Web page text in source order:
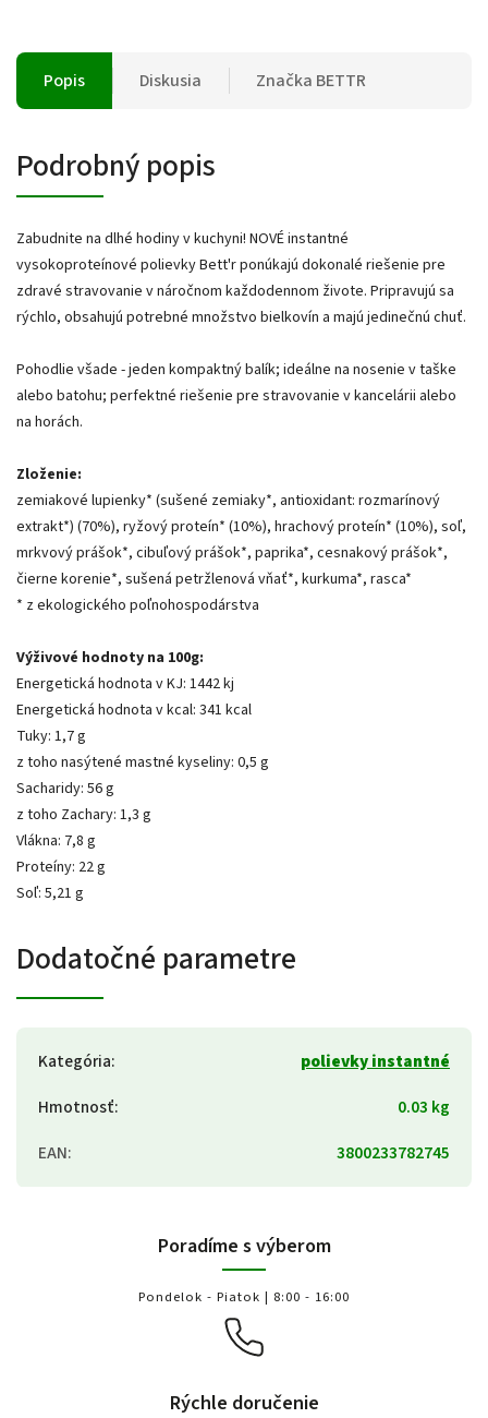
Popis Diskusia Značka BETTR
Podrobný popis
Zabudnite na dlhé hodiny v kuchyni! NOVÉ instantné
vysokoproteínové polievky Bett'r ponúkajú dokonalé riešenie pre
zdravé stravovanie v náročnom každodennom živote. Pripravujú sa
rýchlo, obsahujú potrebné množstvo bielkovín a majú jedinečnú chuť.
Pohodlie všade - jeden kompaktný balík; ideálne na nosenie v taške
alebo batohu; perfektné riešenie pre stravovanie v kancelárii alebo
na horách.
Zloženie:
zemiakové lupienky* (sušené zemiaky*, antioxidant: rozmarínový
extrakt*) (70%), ryžový proteín* (10%), hrachový proteín* (10%), soľ,
mrkvový prášok*, cibuľový prášok*, paprika*, cesnakový prášok*,
čierne korenie*, sušená petržlenová vňať*, kurkuma*, rasca*
* z ekologického poľnohospodárstva
Výživové hodnoty na 100g:
Energetická hodnota v KJ: 1442 kj
Energetická hodnota v kcal: 341 kcal
Tuky: 1,7 g
z toho nasýtené mastné kyseliny: 0,5 g
Sacharidy: 56 g
z toho Zachary: 1,3 g
Vlákna: 7,8 g
Proteíny: 22 g
Soľ: 5,21 g
Dodatočné parametre
Kategória:
polievky instantné
Hmotnosť:
0.03 kg
EAN: 3800233782745
Poradíme s výberom
Pondelok - Piatok | 8:00 - 16:00
Rýchle doručenie